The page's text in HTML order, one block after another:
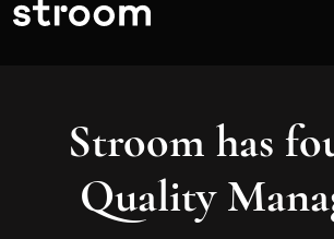
Stroom has
Quality